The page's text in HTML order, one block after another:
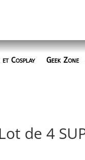
et Cosplay Geek Zone
de 4